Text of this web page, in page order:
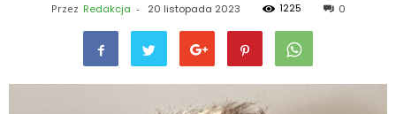
Przez Redakcja - 20 listopada 2023 1225 0